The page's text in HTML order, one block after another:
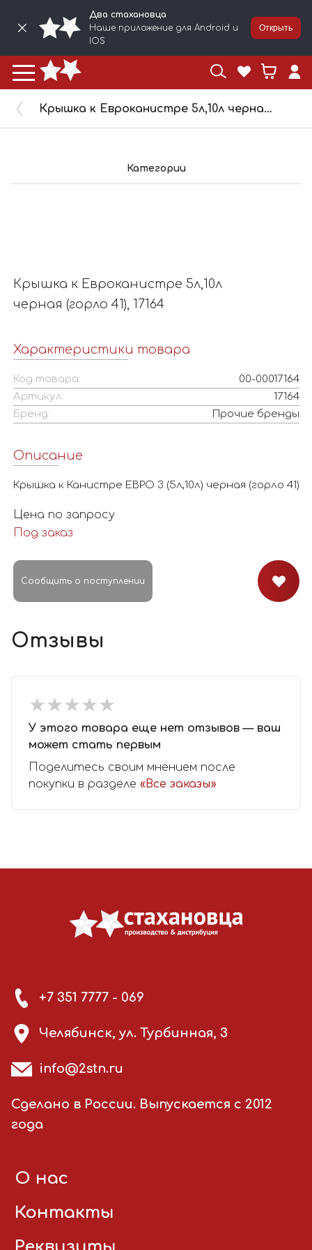
Два стахановца
Наше приложение для Android и
IOS
Открыть
Крышка к Евроканистре 5л,10л черная (горло 41), 17164
Категории
Крышка к Евроканистре 5л,10л
черная (горло 41), 17164
Характеристики товара
Код товара:
00-00017164
Артикул:
17164
Бренд:
Прочие бренды
Описание
Крышка к Канистре ЕВРО 3 (5л,10л) черная (горло 41)
Цена по запросу
Под заказ
Сообщить о поступлении
Отзывы
★★★★★
★★★★★
У этого товара еще нет отзывов — ваш
может стать первым
Поделитесь своим мнением после
покупки в разделе «Все заказы»
+7 351 7777 - 069
Челябинск, ул. Турбинная, 3
info@2stn.ru
Сделано в России. Выпускается с 2012
года
О нас
Контакты